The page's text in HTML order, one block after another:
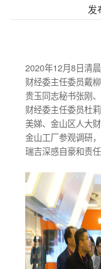
发
2020年12月8日清
财经委主任委员戴
贵玉同志秘书张刚
财经委主任委员杜
美娣、金山区人大
金山工厂参观调研
瑞吉深感自豪和责